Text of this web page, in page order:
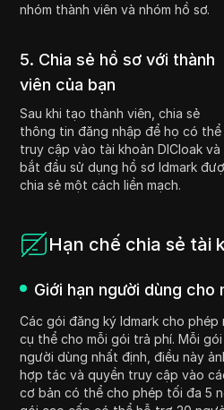
nhóm thành viên và nhóm hồ sơ.
5. Chia sẻ hồ sơ với thành
viên của bạn
Sau khi tạo thành viên, chia sẻ
thông tin đăng nhập để họ có thể
truy cập vào tài khoản DICloak và
bắt đầu sử dụng hồ sơ Idmark
chia sẻ một cách liền mạch.
Hạn chế chia sẻ tài
Giới hạn người dùng cho
Các gói đăng ký Idmark cho
cụ thể cho mỗi gói trả phí. Mỗi
người dùng nhất định, điều này
hợp tác và quyền truy cập vào
cơ bản có thể cho phép tối đa 5